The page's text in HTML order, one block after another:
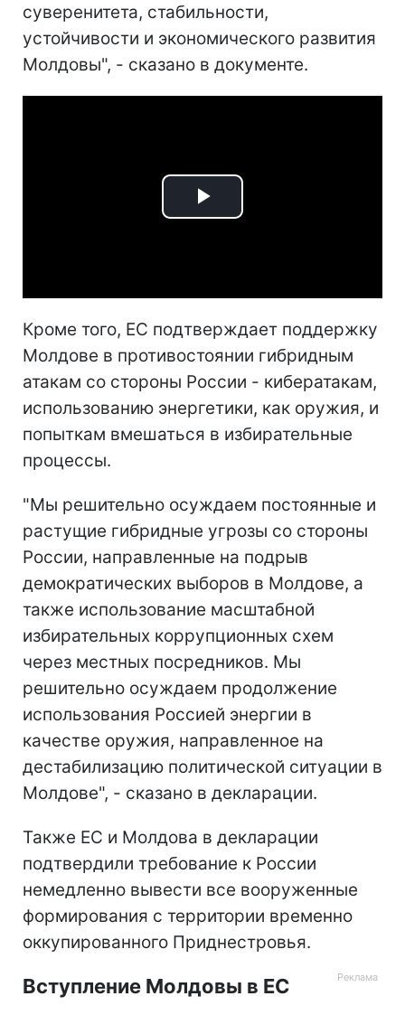
суверенитета, стабильности,
устойчивости и экономического развития
Молдовы", - сказано в документе.
Play
Кроме того, ЕС подтверждает поддержку
Молдове в противостоянии гибридным
атакам со стороны России - кибератакам,
использованию энергетики, как оружия, и
попыткам вмешаться в избирательные
процессы.
"Мы решительно осуждаем постоянные и
растущие гибридные угрозы со стороны
России, направленные на подрыв
демократических выборов в Молдове, а
также использование масштабной
избирательных коррупционных схем
через местных посредников. Мы
решительно осуждаем продолжение
использования Россией энергии в
качестве оружия, направленное на
дестабилизацию политической ситуации в
Молдове", - сказано в декларации.
Также ЕС и Молдова в декларации
подтвердили требование к России
немедленно вывести все вооруженные
формирования с территории временно
оккупированного Приднестровья.
Вступление Молдовы в ЕС